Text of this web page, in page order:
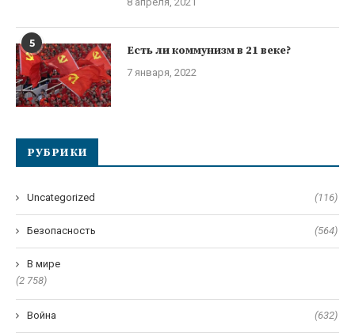
5 Есть ли коммунизм в 21 веке?
7 января, 2022
РУБРИКИ
Uncategorized (116)
Безопасность (564)
В мире
(2 758)
Война (632)